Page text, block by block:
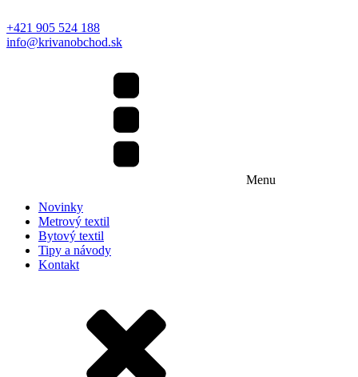
+421 905 524 188
info@krivanobchod.sk
Menu
Novinky
Metrový textil
Bytový textil
Tipy a návody
Kontakt